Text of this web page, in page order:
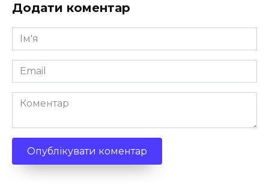
Додати коментар
Ім'я
*
Email
*
Коментар